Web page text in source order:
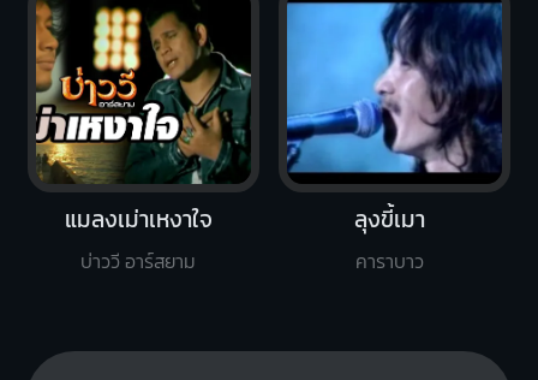
แมลงเม่าเหงาใจ
บ่าววี อาร์สยาม
ลุงขี้เมา
คาราบาว